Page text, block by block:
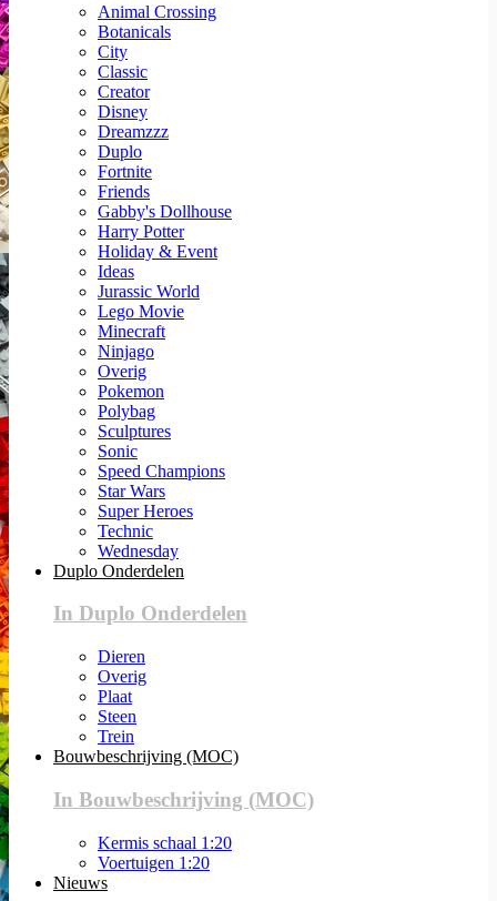
Animal Crossing
Botanicals
City
Classic
Creator
Disney
Dreamzzz
Duplo
Fortnite
Friends
Gabby's Dollhouse
Harry Potter
Holiday & Event
Ideas
Jurassic World
Lego Movie
Minecraft
Ninjago
Overig
Pokemon
Polybag
Sculptures
Sonic
Speed Champions
Star Wars
Super Heroes
Technic
Wednesday
Duplo Onderdelen
In Duplo Onderdelen
Dieren
Overig
Plaat
Steen
Trein
Bouwbeschrijving (MOC)
In Bouwbeschrijving (MOC)
Kermis schaal 1:20
Voertuigen 1:20
Nieuws